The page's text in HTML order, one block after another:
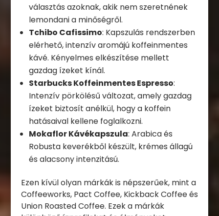
választás azoknak, akik nem szeretnének
lemondani a minőségről.
Tchibo Cafissimo: Kapszulás rendszerben
elérhető, intenzív aromájú koffeinmentes
kávé. Kényelmes elkészítése mellett
gazdag ízeket kínál.
Starbucks Koffeinmentes Espresso:
Intenzív pörkölésű változat, amely gazdag
ízeket biztosít anélkül, hogy a koffein
hatásaival kellene foglalkozni.
Mokaflor Kávékapszula: Arabica és
Robusta keverékből készült, krémes állagú
és alacsony intenzitású.
Ezen kívül olyan márkák is népszerűek, mint a
Coffeeworks, Pact Coffee, Kickback Coffee és
Union Roasted Coffee. Ezek a márkák